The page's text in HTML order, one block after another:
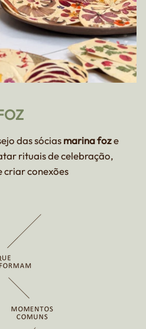
das sóciasmarina foze
rituais de celebração,
criar conexões